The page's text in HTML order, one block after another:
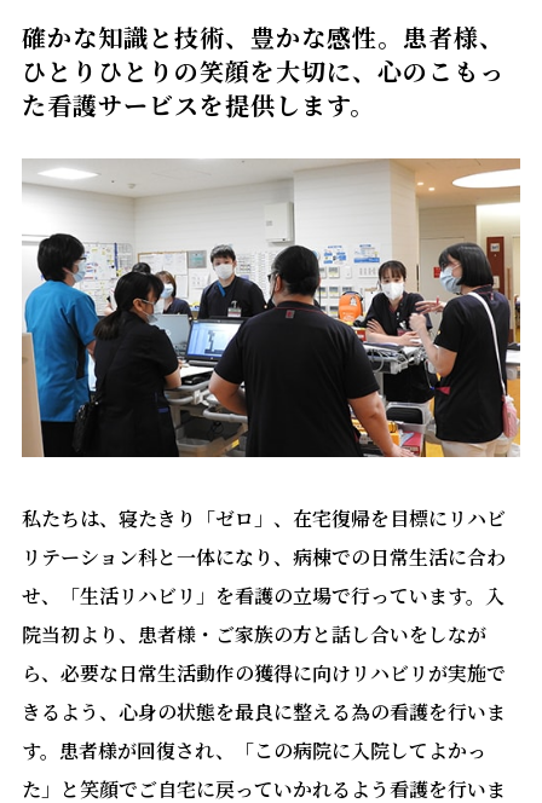
確かな知識と技術、豊かな感性。患者様、
ひとりひとりの笑顔を大切に、心のこもっ
た看護サービスを提供します。
私たちは、寝たきり「ゼロ」、在宅復帰を目標にリハビ
リテーション科と一体になり、病棟での日常生活に合わ
せ、「生活リハビリ」を看護の立場で行っています。入
院当初より、患者様・ご家族の方と話し合いをしなが
ら、必要な日常生活動作の獲得に向けリハビリが実施で
きるよう、心身の状態を最良に整える為の看護を行いま
す。患者様が回復され、「この病院に入院してよかっ
た」と笑顔でご自宅に戻っていかれるよう看護を行いま